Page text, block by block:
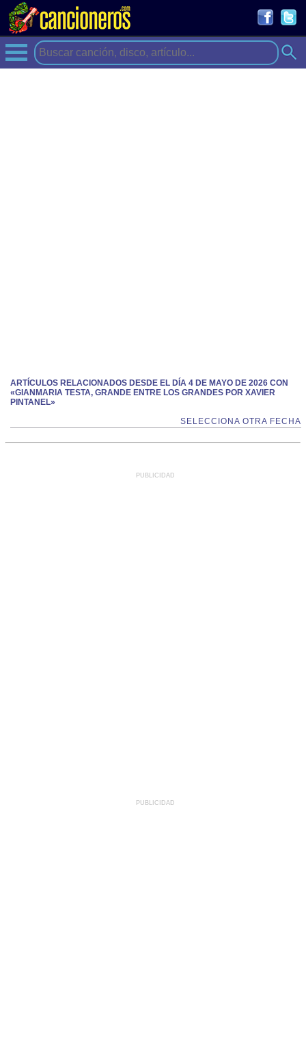
ARTÍCULOS RELACIONADOS DESDE EL DÍA 4 DE MAYO DE 2026 CON
«GIANMARIA TESTA, GRANDE ENTRE LOS GRANDES POR XAVIER
PINTANEL»
SELECCIONA OTRA FECHA
PUBLICIDAD
PUBLICIDAD